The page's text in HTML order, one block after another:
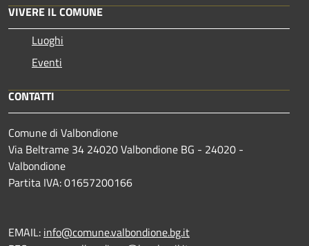
VIVERE IL COMUNE
Luoghi
Eventi
CONTATTI
Comune di Valbondione
Via Beltrame 34 24020 Valbondione BG - 24020 -
Valbondione
Partita IVA: 01657200166
EMAIL: info@comune.valbondione.bg.it